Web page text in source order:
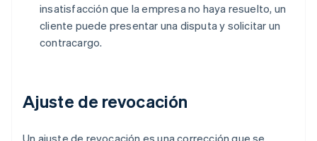
insatisfacción que la empresa no haya resuelto, un
cliente puede presentar una disputa y solicitar un
contracargo.
Ajuste de revocación